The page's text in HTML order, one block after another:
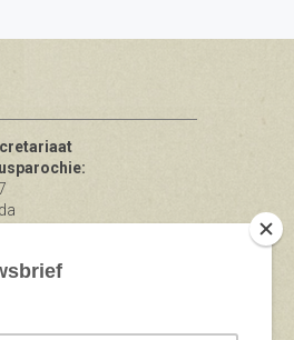
ma-woe-vrijdag van